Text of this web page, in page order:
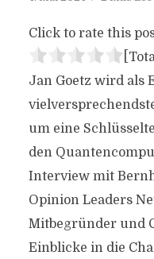
Click to rate this
Jan Goetz wird als
um eine
den
Interview mit
Opinion Leaders
Mitbegründer und
Einblicke in die